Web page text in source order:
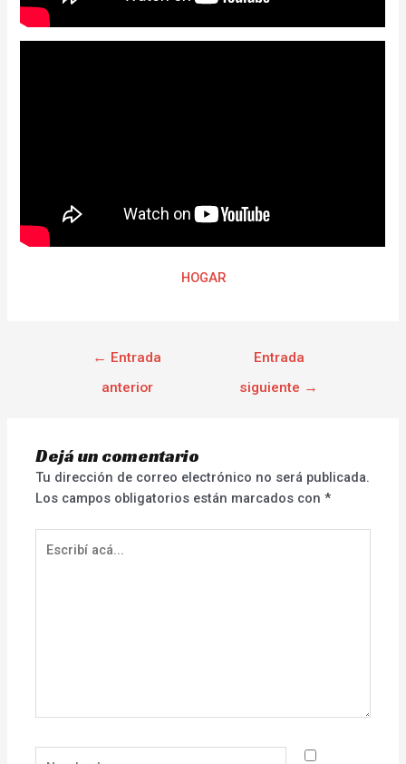
HOGAR
← Entrada
anterior
Entrada
siguiente →
Dejá un comentario
Tu dirección de correo electrónico no será publicada.
Los campos obligatorios están marcados con*
acá...